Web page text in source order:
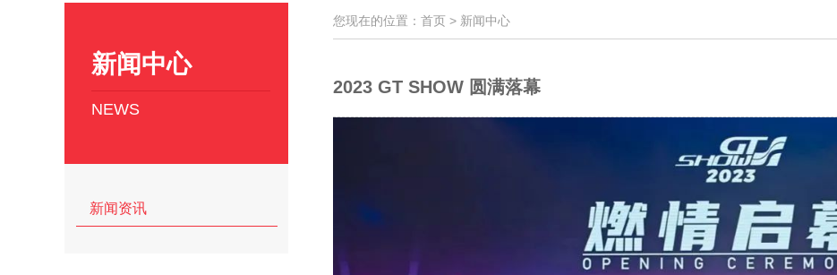
新闻中心
NEWS
新闻资讯
您现在的位置：首页 > 新闻中心
2023 GT SHOW 圆满落幕